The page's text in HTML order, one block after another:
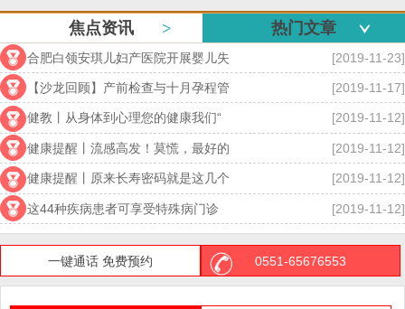
焦点资讯 热门文章
合肥白领安琪儿妇产医院开展婴儿失 [2019-11-23]
【沙龙回顾】产前检查与十月孕程管 [2019-11-17]
健教丨从身体到心理您的健康我们“ [2019-11-12]
健康提醒丨流感高发！莫慌，最好的 [2019-11-12]
健康提醒丨原来长寿密码就是这几个 [2019-11-12]
这44种疾病患者可享受特殊病门诊 [2019-11-12]
合肥安琪儿：女性什么时候取环比 [2022-11-30]
合肥取环多久可以进行备孕 [2022-11-29]
合肥取环需要多少钱 [2022-11-28]
一键通话 免费预约 0551-65676553